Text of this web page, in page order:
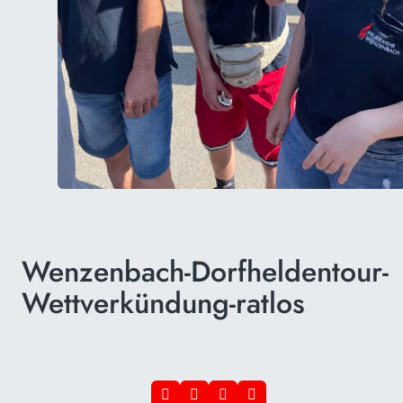
Wenzenbach-Dorfheldentour-
Wettverkündung-ratlos